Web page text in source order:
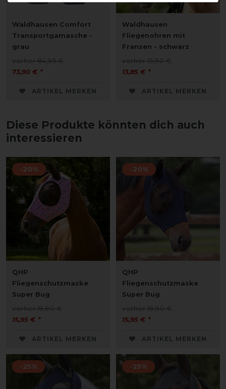
Waldhausen Comfort
Transportgamasche -
grau
vorher 84,95 €
73,90 € *
ARTIKEL MERKEN
Waldhausen
Fliegenohren mit
Fransen - schwarz
vorher 15,90 €
13,85 € *
ARTIKEL MERKEN
Diese Produkte könnten dich auch
interessieren
-20%
QHP
Fliegenschutzmaske
Super Bug
vorher 19,90 €
15,95 € *
ARTIKEL MERKEN
-20%
QHP
Fliegenschutzmaske
Super Bug
vorher 19,90 €
15,95 € *
ARTIKEL MERKEN
-25% -25%